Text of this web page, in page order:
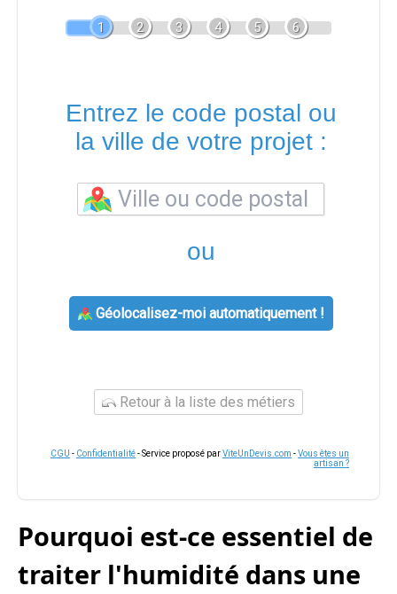
1 2 3 4 5 6
Entrez le code postal ou
la ville de votre projet :
ou
Géolocalisez-moi automatiquement !
Retour à la liste des métiers
CGU - Confidentialité- Service proposé parViteUnDevis.com -Vous êtes un
artisan ?
Pourquoi est-ce essentiel de
traiter l'humidité dans une